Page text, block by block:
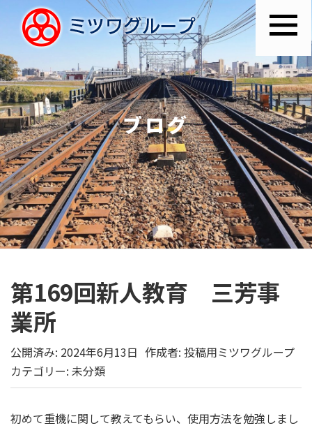
ブログ
第169回新人教育 三芳事
業所
公開済み: 2024年6月13日 作成者: 投稿用ミツワグループ
カテゴリー: 未分類
初めて重機に関して教えてもらい、使用方法を勉強しまし